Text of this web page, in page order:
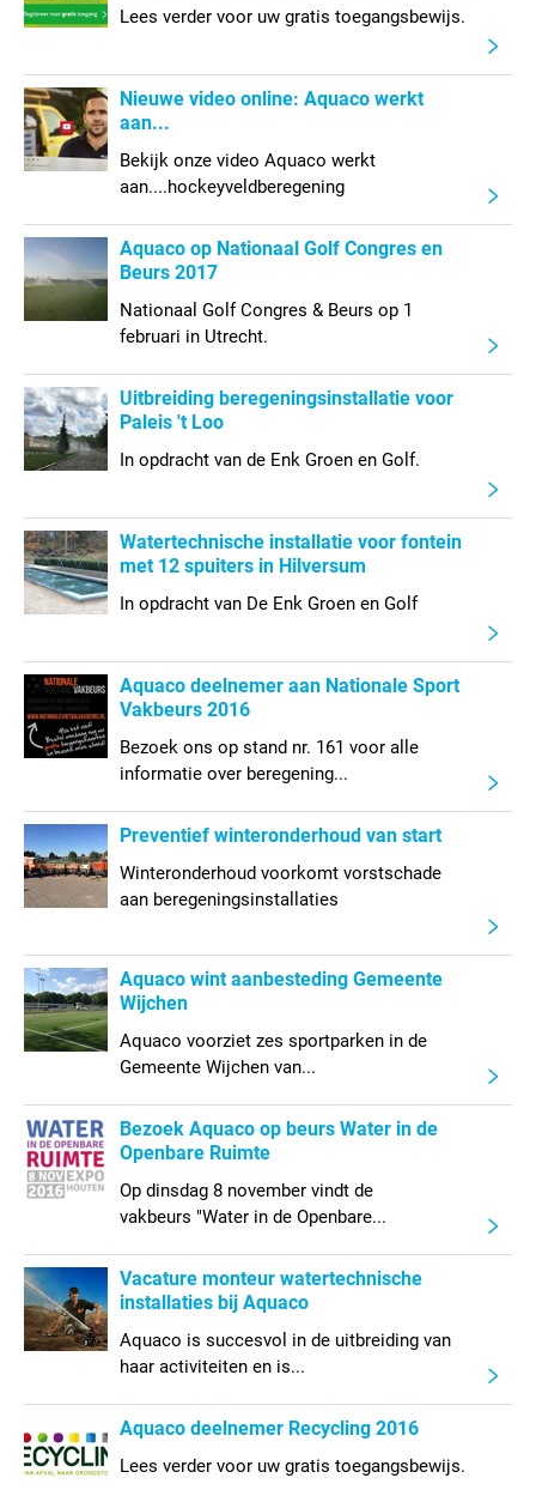
Lees verder voor uw gratis toegangsbewijs.
Nieuwe video online: Aquaco werkt
aan...
Bekijk onze video Aquaco werkt
aan....hockeyveldberegening
Aquaco op Nationaal Golf Congres en
Beurs 2017
Nationaal Golf Congres & Beurs op 1
februari in Utrecht.
Uitbreiding beregeningsinstallatie voor
Paleis 't Loo
In opdracht van de Enk Groen en Golf.
Watertechnische installatie voor fontein
met 12 spuiters in Hilversum
In opdracht van De Enk Groen en Golf
Aquaco deelnemer aan Nationale Sport
Vakbeurs 2016
Bezoek ons op stand nr. 161 voor alle
informatie over beregening...
Preventief winteronderhoud van start
Winteronderhoud voorkomt vorstschade
aan beregeningsinstallaties
Aquaco wint aanbesteding Gemeente
Wijchen
Aquaco voorziet zes sportparken in de
Gemeente Wijchen van...
Bezoek Aquaco op beurs Water in de
Openbare Ruimte
Op dinsdag 8 november vindt de
vakbeurs "Water in de Openbare...
Vacature monteur watertechnische
installaties bij Aquaco
Aquaco is succesvol in de uitbreiding van
haar activiteiten en is...
Aquaco deelnemer Recycling 2016
Lees verder voor uw gratis toegangsbewijs.